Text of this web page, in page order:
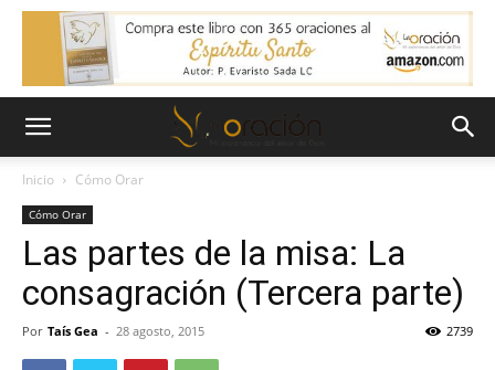
Inicio Cómo Orar
Cómo Orar
Las partes de la misa: La
consagración (Tercera parte)
Por Taís Gea - 28 agosto, 2015 2739